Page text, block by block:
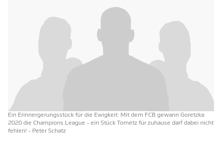
Ein Erinnergerungsstück für die Ewigkeit: Mit dem FCB gewann Goretzka
2020 die Champions League - ein Stück Tornetz für zuhause darf dabei nicht
fehlen! - Peter Schatz